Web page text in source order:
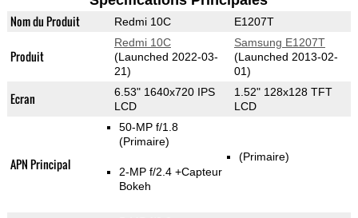
Nom du Produit Redmi 10C E1207T
Produit
Redmi 10C
(Launched 2022-03-
21)
Samsung E1207T
(Launched 2013-02-
01)
Ecran
6.53" 1640x720 IPS
LCD
1.52" 128x128 TFT
LCD
APN Principal
50-MP f/1.8
(Primaire)
2-MP f/2.4 +Capteur
Bokeh
(Primaire)